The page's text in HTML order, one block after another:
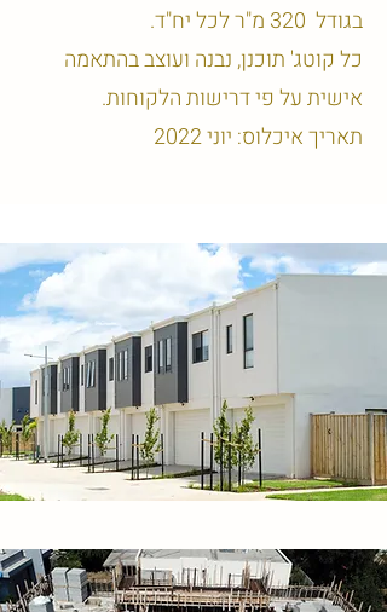
בגודל 320 מ"ר לכל יח"ד.
כל קוטג' תוכנן, נבנה ועוצב בהתאמה
אישית על פי דרישות הלקוחות.
תאריך איכלוס: יוני 2022